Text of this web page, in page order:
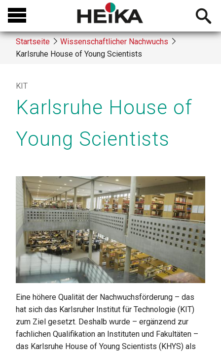
Direkt
zum
Inhalt
Open
Startseite
Wissenschaftlicher Nachwuchs
Karlsruhe House of Young Scientists
KIT
Karlsruhe House of
Young Scientists
Eine höhere Qualität der Nachwuchsförderung – das
hat sich das Karlsruher Institut für Technologie (KIT)
zum Ziel gesetzt. Deshalb wurde – ergänzend zur
fachlichen Qualifikation an Instituten und Fakultäten –
das Karlsruhe House of Young Scientists (KHYS) als